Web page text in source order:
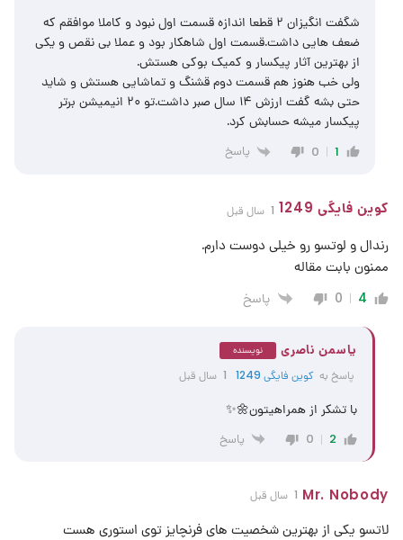
شگفت انگیزان ۲ قطعا اندازه قسمت اول نبود و کاملا موافقم که
ضعف هایی داشت.قسمت اول شاهکار بود و عملا بی نقص و یکی
از بهترین آثار پیکسار و کمیک بوکی هستش.
ولی خب هنوز هم قسمت دوم قشنگ و تماشایی هستش و شاید
حتی بشه گفت ارزش ۱۴ سال صبر داشت.تو ۲۰ انیمیشن برتر
پیکسار میشه حسابش کرد.
1
0 پاسخ
کوین فایگی 1249 1 سال قبل
رندال و لوتسو رو خیلی دوست دارم.
ممنون بابت مقاله
4
0 پاسخ
یاسمن ناصری نویسنده
پاسخ به کوین فایگی 1249 1 سال قبل
با تشکر از همراهیتون🌼✨
2
0 پاسخ
Mr. Nobody 1 سال قبل
لاتسو یکی از بهترین شخصیت های فرنچایز توی استوری هست